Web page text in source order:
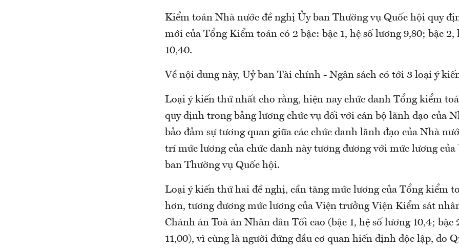
Kiểm toán Nhà nước đề nghị Ủy ban Thường vụ Quốc hội quy
mới của Tổng Kiểm toán có 2 bậc: bậc 1, hệ số lương 9,80; bậc 2,
10,40.
Về nội dung này, Uỷ ban Tài chính - Ngân sách có tới 3 loại ý
Loại ý kiến thứ nhất cho rằng, hiện nay chức danh Tổng kiểm
quy định trong bảng lương chức vụ đối với cán bộ lãnh đạo của
bảo đảm sự tương quan giữa các chức danh lãnh đạo của Nhà
trí mức lương của chức danh này tương đương với mức lương của
ban Thường vụ Quốc hội.
Loại ý kiến thứ hai đề nghị, cần tăng mức lương của Tổng kiểm
hơn, tương đương mức lương của Viện trưởng Viện Kiểm sát
Chánh án Toà án Nhân dân Tối cao (bậc 1, hệ số lương 10,4; bậc
11,00), vì cùng là người đứng đầu cơ quan hiến định độc lập, do